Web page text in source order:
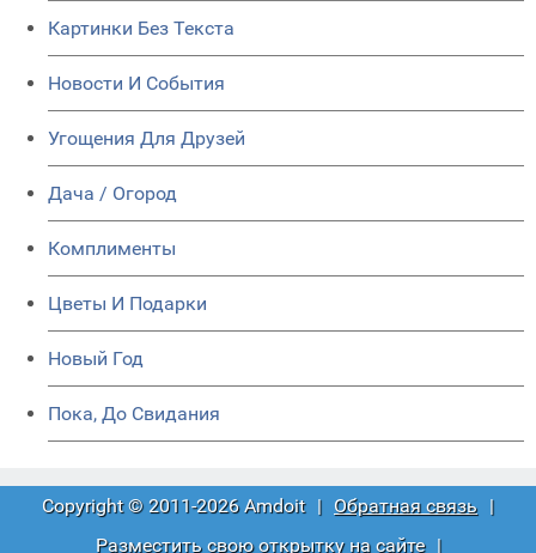
Картинки Без Текста
Новости И События
Угощения Для Друзей
Дача / Огород
Комплименты
Цветы И Подарки
Новый Год
Пока, До Свидания
Copyright © 2011-2026 Amdoit | Обратная связь |
Разместить свою открытку на сайте
|